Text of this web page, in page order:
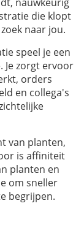
die klopt
naar jou.
speel je een
Je zorgt ervoor
orders
en collega's
van planten,
is affiniteit
planten en
om sneller
begrijpen.